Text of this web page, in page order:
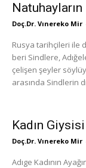
Doç.Dr. Vınereko Mir
Rusya tarihçileri ile
beri Sindlere,
çelişen şeyler
arasında Sindlerin
Kadın
Doç.Dr. Vınereko Mir
Adıge Kadının